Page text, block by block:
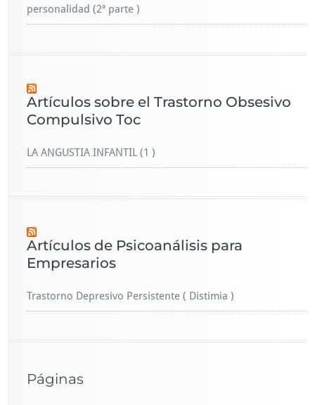
personalidad (2ª parte )
Artículos sobre el Trastorno Obsesivo
Compulsivo Toc
LA ANGUSTIA INFANTIL (1 )
Artículos de Psicoanálisis para
Empresarios
Trastorno Depresivo Persistente ( Distimia )
Páginas